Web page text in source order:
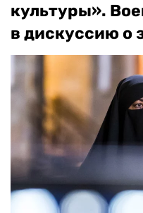
культуры».
в дискуссию о